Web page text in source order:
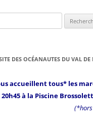
DES OCÉANAUTES DU VAL
accueillent tous* les
20h45 à la Piscine
(*hors